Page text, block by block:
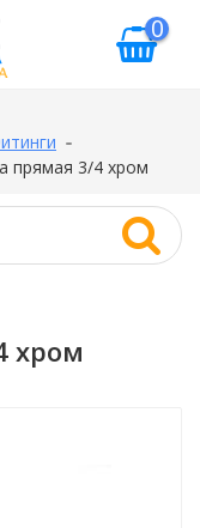
0
прямая 3/4 хром
хром